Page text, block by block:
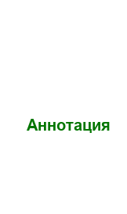
Аннотация